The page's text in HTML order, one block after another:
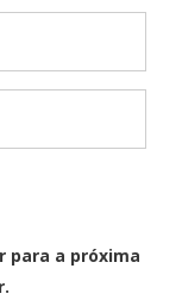
para a próxima